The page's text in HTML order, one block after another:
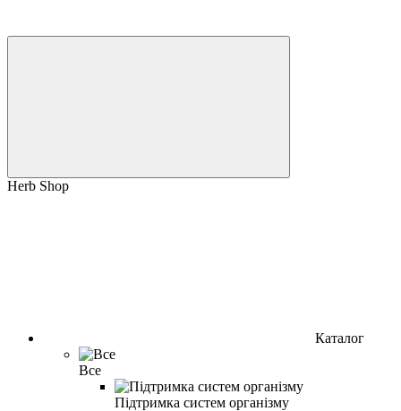
Herb Shop
Каталог
Все
Підтримка систем організму